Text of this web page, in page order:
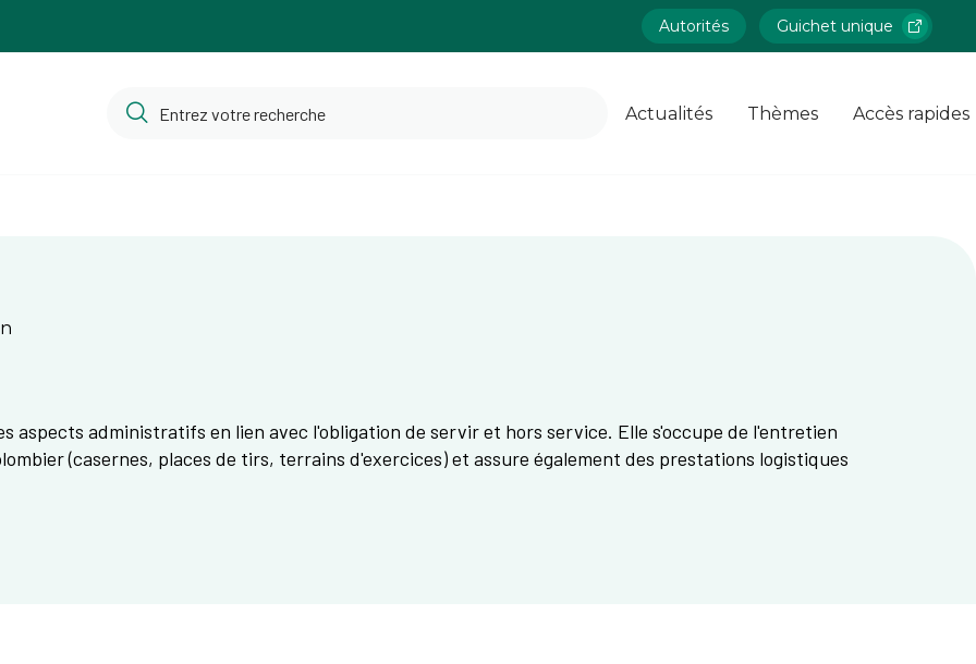
Autorités Guichet unique
Actualités Thèmes Accès rapides
aspects administratifs en lien avec l'obligation de servir et hors service. Elle s'occupe de l'entretien
(casernes, places de tirs, terrains d'exercices) et assure également des prestations logistiques